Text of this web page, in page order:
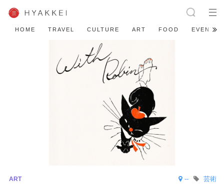
HOME TRAVEL CULTURE ART FOOD EVENT
-- 芸術